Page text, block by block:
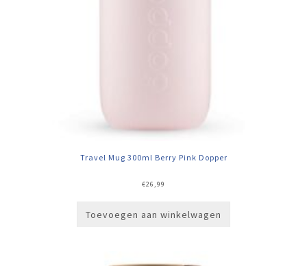
Travel Mug 300ml Berry Pink Dopper
€26,99
Toevoegen aan winkelwagen